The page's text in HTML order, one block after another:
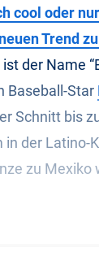
cool oder
Trend
der Name
Baseball-Star
Schnitt bis
in der Latino-
zu Mexiko